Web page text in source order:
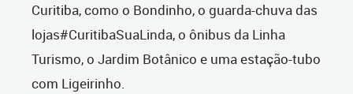
Curitiba, como o Bondinho, o guarda-chuva das
lojas#CuritibaSuaLinda, o ônibus da Linha
Turismo, o Jardim Botânico e uma estação-tubo
com Ligeirinho.